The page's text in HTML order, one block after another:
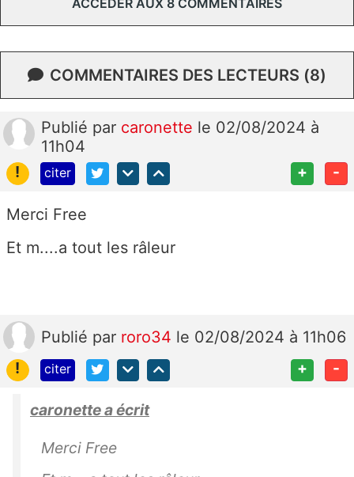
COMMENTAIRES DES LECTEURS (8)
Publié par caronette le 02/08/2024 à
11h04
!
citer + -
Merci Free
Et m....a tout les râleur
Publié par roro34 le 02/08/2024 à 11h06
!
citer + -
caronette a écrit
Merci Free